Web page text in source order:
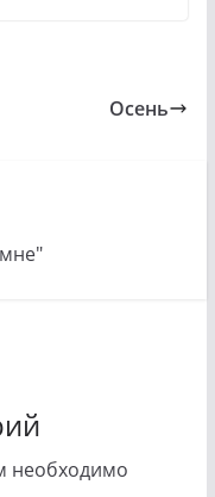
Осень
необходимо